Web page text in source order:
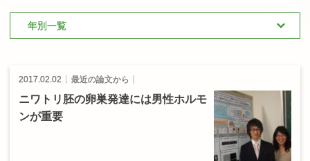
2017.02.02 最近の論文から
ニワトリ 胚の卵巣発達には男性ホルモ
ンが重要